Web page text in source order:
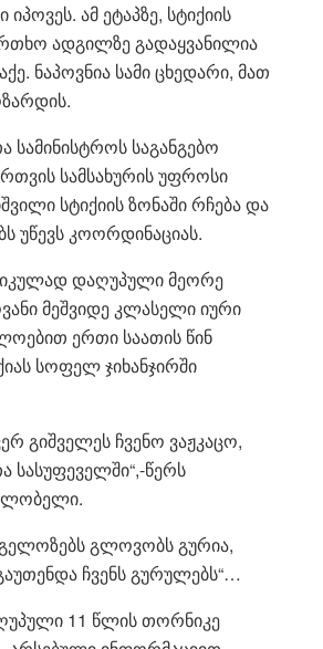
იპოვეს. ამ ეტაპზე, სტიქიის
ადგილზე გადაყვანილია
ნაპოვნია სამი ცხედარი, მათ
სამინისტროს საგანგებო
სამსახურის უფროსი
სტიქიის ზონაში რჩება და
უწევს კოორდინაციას.
დაღუპული მეორე
მეშვიდე კლასელი იური
ერთი საათის წინ
სოფელ ჯიხანჯირში
გიშველეს ჩვენო ვაჟკაცო,
სასუფეველში“,-წერს
გლოვობს გურია,
ჩვენს გურულებს“…
11 წლის თორნიკე